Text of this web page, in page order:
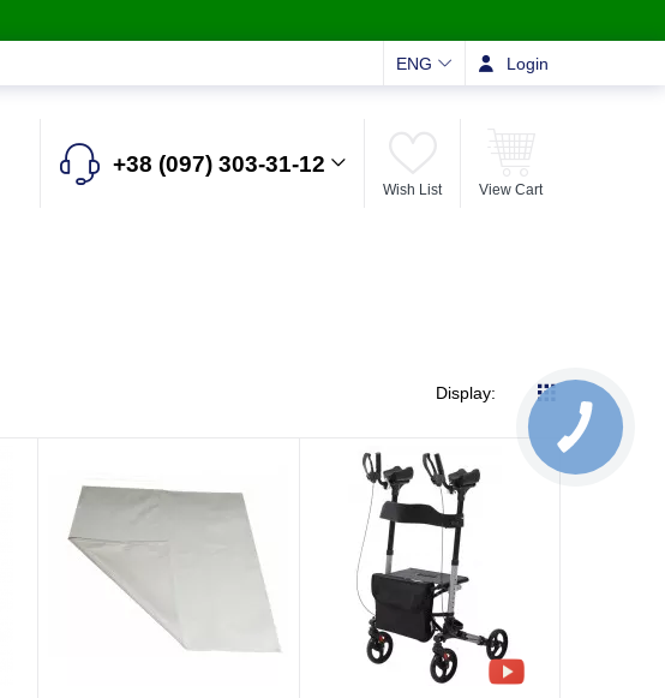
ENG Login
+38 (097) 303-31-12
Wish List View Cart
Display: